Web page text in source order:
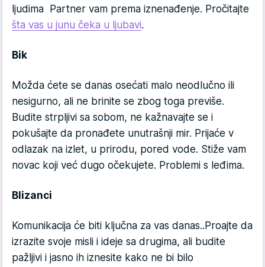
ljudima Partner vam prema iznenađenje. Pročitajte
šta vas u junu čeka u ljubavi.
Bik
Možda ćete se danas osećati malo neodlučno ili
nesigurno, ali ne brinite se zbog toga previše.
Budite strpljivi sa sobom, ne kažnavajte se i
pokušajte da pronađete unutrašnji mir. Prijaće v
odlazak na izlet, u prirodu, pored vode. Stiže vam
novac koji već dugo očekujete. Problemi s leđima.
Blizanci
Komunikacija će biti ključna za vas danas..Proajte da
izrazite svoje misli i ideje sa drugima, ali budite
pažljivi i jasno ih iznesite kako ne bi bilo